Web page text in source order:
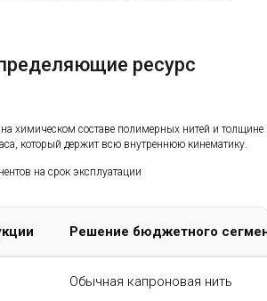
ресурс
на химическом составе полимерных нитей и толщине
который держит всю внутреннюю кинематику.
на срок эксплуатации
Решение бюджетного
Обычная капроновая нить